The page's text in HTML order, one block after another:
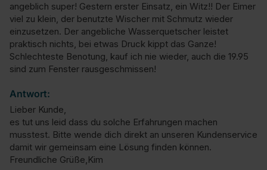
angeblich super! Gestern erster Einsatz, ein Witz!! Der Eimer
viel zu klein, der benutzte Wischer mit Schmutz wieder
einzusetzen. Der angebliche Wasserquetscher leistet
praktisch nichts, bei etwas Druck kippt das Ganze!
Schlechteste Benotung, kauf ich nie wieder, auch die 19.95
sind zum Fenster rausgeschmissen!
Antwort:
Lieber Kunde,
es tut uns leid dass du solche Erfahrungen machen
musstest. Bitte wende dich direkt an unseren Kundenservice
damit wir gemeinsam eine Lösung finden können.
Freundliche Grüße,Kim